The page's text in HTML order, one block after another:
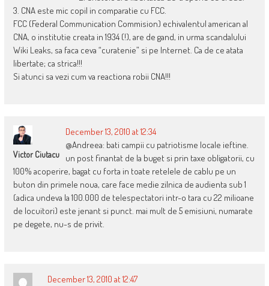
3. CNA este mic copil in comparatie cu FCC.
FCC (Federal Communication Commision) echivalentul american al
CNA, o institutie creata in 1934 (!), are de gand, in urma scandalului
Wiki Leaks, sa faca ceva “curatenie” si pe Internet. Ca de ce atata
libertate; ca strica!!!
Si atunci sa vezi cum va reactiona robii CNA!!!
Victor Ciutacu
December 13, 2010 at 12:34
@Andreea: bati campii cu patriotisme locale ieftine.
un post finantat de la buget si prin taxe obligatorii, cu
100% acoperire, bagat cu forta in toate retelele de cablu pe un
buton din primele noua, care face medie zilnica de audienta sub 1
(adica undeva la 100.000 de telespectatori intr-o tara cu 22 milioane
de locuitori) este jenant si punct. mai mult de 5 emisiuni, numarate
pe degete, nu-s de privit.
December 13, 2010 at 12:47